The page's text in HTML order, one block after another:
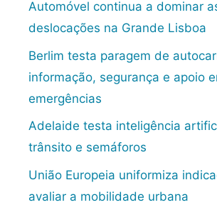
Automóvel continua a dominar
deslocações na Grande Lisboa
Berlim testa paragem de
informação, segurança e apoio
emergências
Adelaide testa inteligência
trânsito e semáforos
União Europeia uniformiza
avaliar a mobilidade urbana